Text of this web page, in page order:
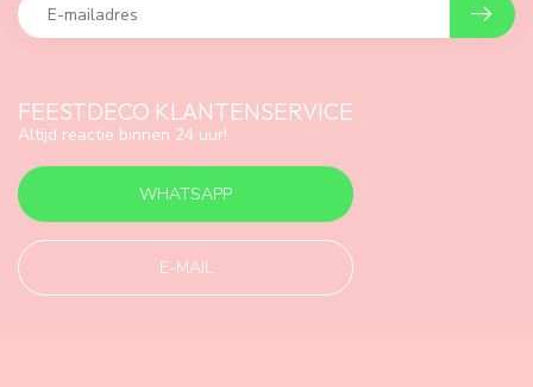
FEESTDECO KLANTENSERVICE
Altijd reactie binnen 24 uur!
WHATSAPP
E-MAIL